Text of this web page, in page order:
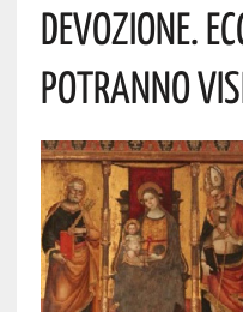
Devozione.
Potranno